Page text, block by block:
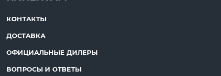
КОНТАКТЫ
ДОСТАВКА
ОФИЦИАЛЬНЫЕ ДИЛЕРЫ
ВОПРОСЫ И ОТВЕТЫ